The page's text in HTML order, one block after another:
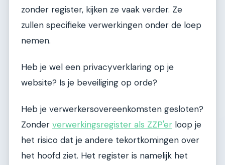
zonder register, kijken ze vaak verder. Ze
zullen specifieke verwerkingen onder de loep
nemen.
Heb je wel een privacyverklaring op je
website? Is je beveiliging op orde?
Heb je verwerkersovereenkomsten gesloten?
Zonder verwerkingsregister als ZZP'er loop je
het risico dat je andere tekortkomingen over
het hoofd ziet. Het register is namelijk het